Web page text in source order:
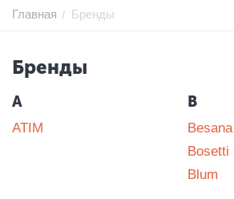
Главная / Бренды
Бренды
A
ATIM
B
Besana
Bosetti
Blum